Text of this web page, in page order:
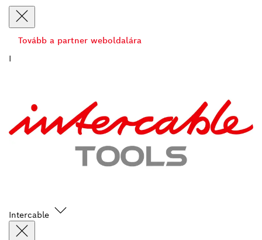
Tovább a partner weboldalára
I
Intercable